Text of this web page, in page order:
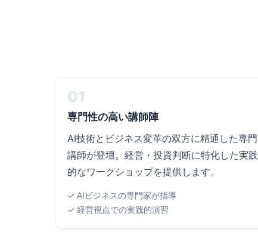
01
専門性の高い講師陣
AI技術とビジネス変革の双方に精通した専門
講師が登壇。経営・投資判断に特化した実践
的なワークショップを提供します。
✓ AIビジネスの専門家が指導
✓ 経営視点での実践的演習